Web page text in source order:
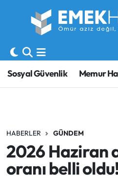
Sosyal Güvenlik Memur
HABERLER GÜNDEM
2026 Haziran
oranı belli oldu!
Sosyal Güvenlik
Sendika
SORU-CEVAP
Memur
Emekli
Hava Durumu
Trafik Durumu
Süper Lig Puan Durumu
Son Dakika Haberleri
Haber Arşivi